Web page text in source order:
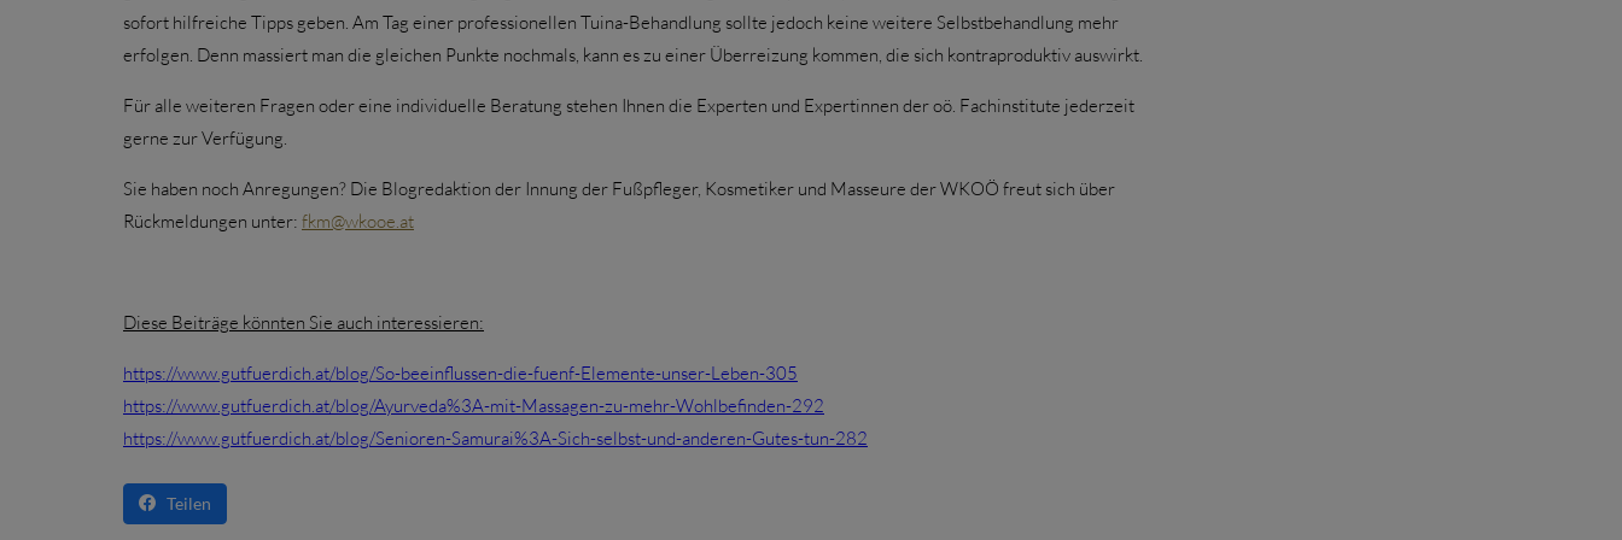
sofort hilfreiche Tipps geben. Am Tag einer professionellen Tuina-Behandlung sollte jedoch keine weitere Selbstbehandlung mehr
erfolgen. Denn massiert man die gleichen Punkte nochmals, kann es zu einer Überreizung kommen, die sich kontraproduktiv auswirkt.
Für alle weiteren Fragen oder eine individuelle Beratung stehen Ihnen die Experten und Expertinnen der oö. Fachinstitute jederzeit
gerne zur Verfügung.
Sie haben noch Anregungen? Die Blogredaktion der Innung der Fußpfleger, Kosmetiker und Masseure der WKOÖ freut sich über
Rückmeldungen unter: fkm@wkooe.at
Diese Beiträge könnten Sie auch interessieren:
https://www.gutfuerdich.at/blog/So-beeinflussen-die-fuenf-Elemente-unser-Leben-305
https://www.gutfuerdich.at/blog/Ayurveda%3A-mit-Massagen-zu-mehr-Wohlbefinden-292
https://www.gutfuerdich.at/blog/Senioren-Samurai%3A-Sich-selbst-und-anderen-Gutes-tun-282
Teilen